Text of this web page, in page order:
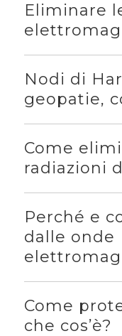
Eliminare
Nodi di
geopatie,
Come
radiazioni
Perché e
dalle onde
Come
che cos’è?